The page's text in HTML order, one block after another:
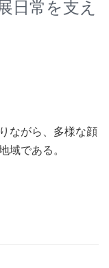
日常を支え
ながら、多様な顔
域である。